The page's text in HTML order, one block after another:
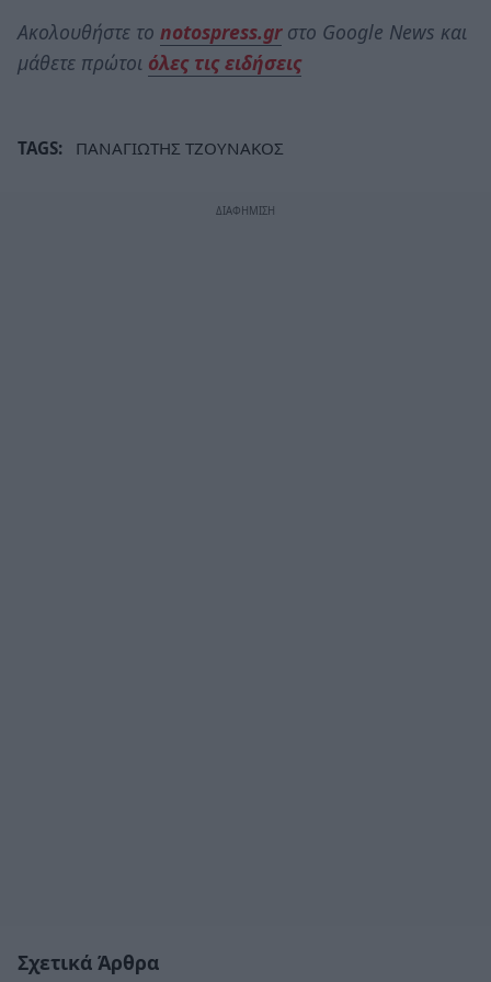
Ακολουθήστε το notospress.grστο Google News και
μάθετε πρώτοι όλες τις ειδήσεις
TAGS: ΠΑΝΑΓΙΩΤΗΣ ΤΖΟΥΝΑΚΟΣ
Σχετικά Άρθρα